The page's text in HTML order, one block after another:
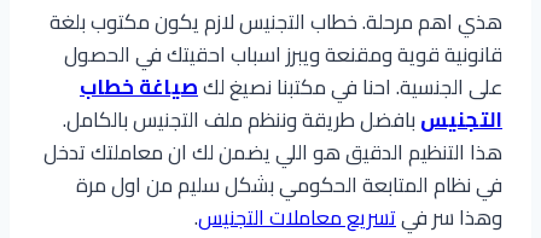
هذي اهم مرحلة. خطاب التجنيس لازم يكون مكتوب بلغة
قانونية قوية ومقنعة ويبرز اسباب احقيتك في الحصول
على الجنسية. احنا في مكتبنا نصيغ لكصياغة خطاب
التجنيسبافضل طريقة وننظم ملف التجنيس بالكامل.
هذا التنظيم الدقيق هو اللي يضمن لك ان معاملتك تدخل
في نظام المتابعة الحكومي بشكل سليم من اول مرة
وهذا سر فيتسريع معاملات التجنيس.